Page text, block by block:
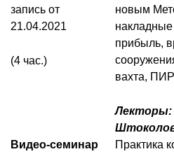
запись от
21.04.2021
(4 час.)
новым
прибыль,
вахта,
Лекторы:
Видео-семинар
Практика